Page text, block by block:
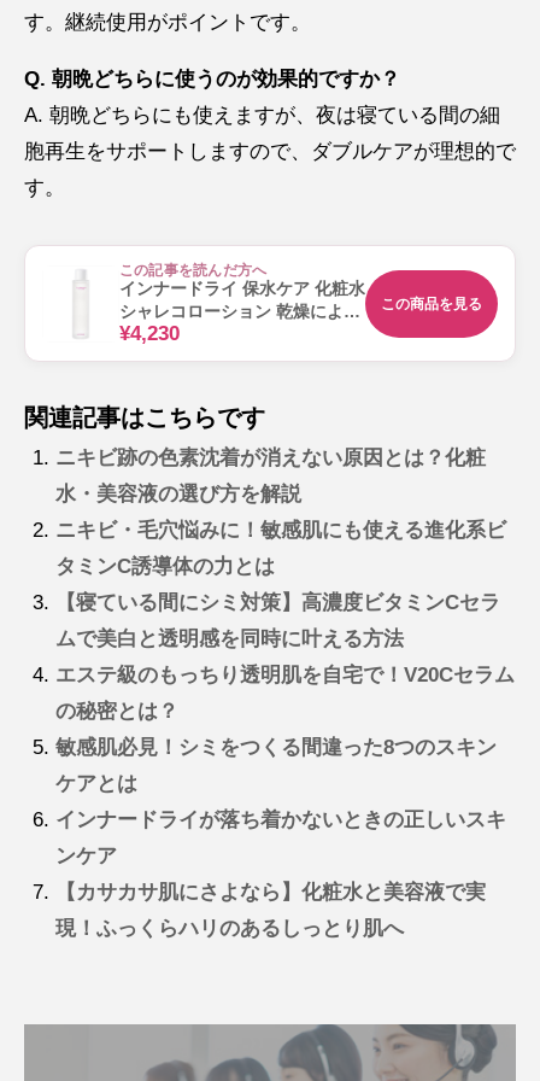
す。継続使用がポイントです。
Q. 朝晩どちらに使うのが効果的ですか？
A. 朝晩どちらにも使えますが、夜は寝ている間の細
胞再生をサポートしますので、ダブルケアが理想的で
す。
この記事を読んだ方へ
インナードライ 保水ケア 化粧水
シャレコローション 乾燥による
つっぱりに 120mL
¥4,230
この商品を見る
関連記事はこちらです
ニキビ跡の色素沈着が消えない原因とは？化粧
水・美容液の選び方を解説
ニキビ・毛穴悩みに！敏感肌にも使える進化系ビ
タミンC誘導体の力とは
【寝ている間にシミ対策】高濃度ビタミンCセラ
ムで美白と透明感を同時に叶える方法
エステ級のもっちり透明肌を自宅で！V20Cセラム
の秘密とは？
敏感肌必見！シミをつくる間違った8つのスキン
ケアとは
インナードライが落ち着かないときの正しいスキ
ンケア
【カサカサ肌にさよなら】化粧水と美容液で実
現！ふっくらハリのあるしっとり肌へ